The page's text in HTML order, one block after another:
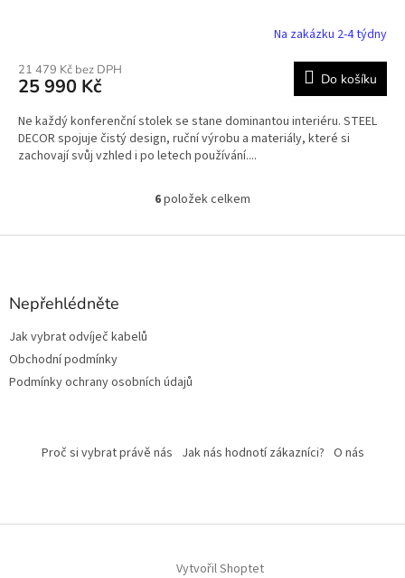
Na zakázku 2-4 týdny
21 479 Kč bez DPH
25 990 Kč Do košíku
Ne každý konferenční stolek se stane dominantou interiéru. STEEL
DECOR spojuje čistý design, ruční výrobu a materiály, které si
zachovají svůj vzhled i po letech používání....
O
l
ý
6položek celkem
Z
Nepřehlédněte
Jak vybrat odvíječ kabelů
Obchodní podmínky
Podmínky ochrany osobních údajů
Proč si vybrat právě nás Jak nás hodnotí zákazníci? O nás
Vytvořil Shoptet